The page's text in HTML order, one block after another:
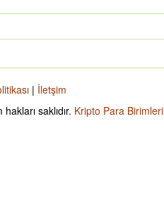
| İletşim
saklıdır. Kripto Para Birimleri